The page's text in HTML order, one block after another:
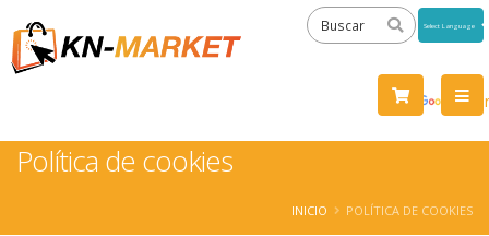
by
Política de cookies
INICIO POLÍTICA DE COOKIES